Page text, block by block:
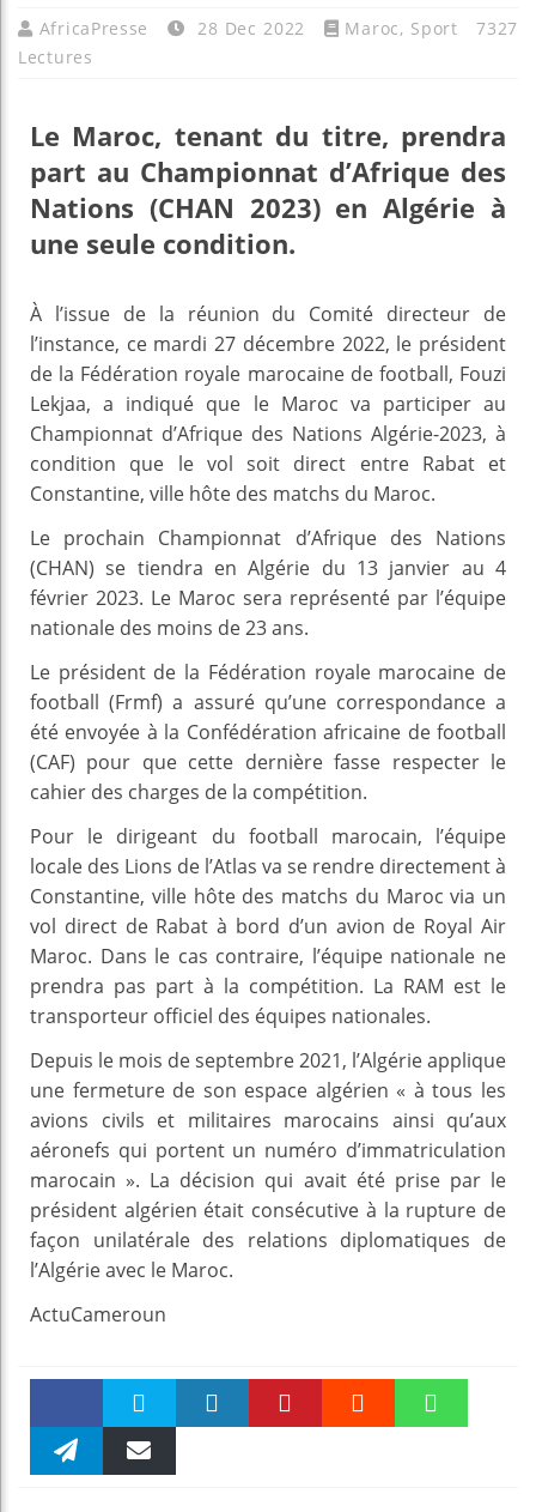
AfricaPresse 28 Dec 2022 Maroc, Sport
7327
Lectures
Le Maroc, tenant du titre, prendra
part au Championnat d’Afrique des
Nations (CHAN 2023) en Algérie à
une seule condition.
À l’issue de la réunion du Comité directeur de
l’instance, ce mardi 27 décembre 2022, le président
de la Fédération royale marocaine de football, Fouzi
Lekjaa, a indiqué que le Maroc va participer au
Championnat d’Afrique des Nations Algérie-2023, à
condition que le vol soit direct entre Rabat et
Constantine, ville hôte des matchs du Maroc.
Le prochain Championnat d’Afrique des Nations
(CHAN) se tiendra en Algérie du 13 janvier au 4
février 2023. Le Maroc sera représenté par l’équipe
nationale des moins de 23 ans.
Le président de la Fédération royale marocaine de
football (Frmf) a assuré qu’une correspondance a
été envoyée à la Confédération africaine de football
(CAF) pour que cette dernière fasse respecter le
cahier des charges de la compétition.
Pour le dirigeant du football marocain, l’équipe
locale des Lions de l’Atlas va se rendre directement à
Constantine, ville hôte des matchs du Maroc via un
vol direct de Rabat à bord d’un avion de Royal Air
Maroc. Dans le cas contraire, l’équipe nationale ne
prendra pas part à la compétition. La RAM est le
transporteur officiel des équipes nationales.
Depuis le mois de septembre 2021, l’Algérie applique
une fermeture de son espace algérien « à tous les
avions civils et militaires marocains ainsi qu’aux
aéronefs qui portent un numéro d’immatriculation
marocain ». La décision qui avait été prise par le
président algérien était consécutive à la rupture de
façon unilatérale des relations diplomatiques de
l’Algérie avec le Maroc.
ActuCameroun
Faceboo Twitter